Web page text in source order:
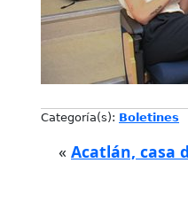
Categoría(s): Boletines
« Acatlán, casa